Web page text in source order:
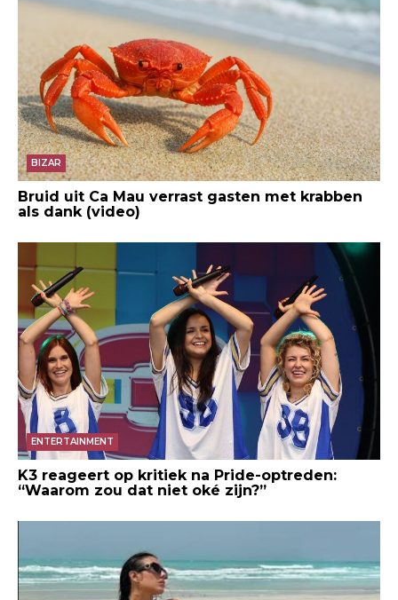
BIZAR
Bruid uit Ca Mau verrast gasten met krabben
als dank (video)
ENTERTAINMENT
K3 reageert op kritiek na Pride-optreden:
“Waarom zou dat niet oké zijn?”